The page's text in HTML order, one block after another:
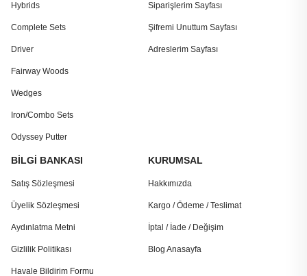
Hybrids
Complete Sets
Driver
Fairway Woods
Wedges
Iron/Combo Sets
Odyssey Putter
Siparişlerim Sayfası
Şifremi Unuttum Sayfası
Adreslerim Sayfası
BİLGİ BANKASI
Satış Sözleşmesi
Üyelik Sözleşmesi
Aydınlatma Metni
Gizlilik Politikası
Havale Bildirim Formu
KURUMSAL
Hakkımızda
Kargo / Ödeme / Teslimat
İptal / İade / Değişim
Blog Anasayfa